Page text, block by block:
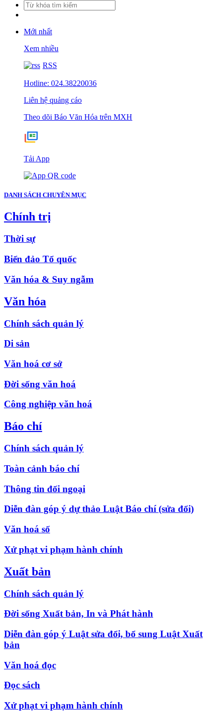
Mới nhất
Xem nhiều
RSS
Hotline: 024.38220036
Liên hệ quảng cáo
Theo dõi Báo Văn Hóa trên MXH
Tải App
DANH SÁCH CHUYÊN MỤC
Chính trị
Thời sự
Biển đảo Tổ quốc
Văn hóa & Suy ngẫm
Văn hóa
Chính sách quản lý
Di sản
Văn hoá cơ sở
Đời sống văn hoá
Công nghiệp văn hoá
Báo chí
Chính sách quản lý
Toàn cảnh báo chí
Thông tin đối ngoại
Diễn đàn góp ý dự thảo Luật Báo chí (sửa đổi)
Văn hoá số
Xử phạt vi phạm hành chính
Xuất bản
Chính sách quản lý
Đời sống Xuất bản, In và Phát hành
Diễn đàn góp ý Luật sửa đổi, bổ sung Luật Xuất
bản
Văn hoá đọc
Đọc sách
Xử phạt vi phạm hành chính